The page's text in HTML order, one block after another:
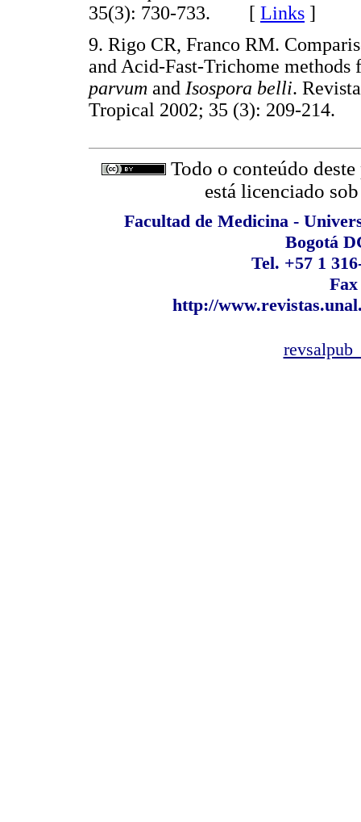
35(3): 730-733. [ Links ]
9. Rigo CR, Franco RM.
and Acid-Fast-Trichome
parvum and Isospora belli.
Tropical 2002; 35 (3): 209-
Todo o conteúdo
está licenciado
Facultad de Medicina -
Bogotá
Tel. +57 1
Fax
http://